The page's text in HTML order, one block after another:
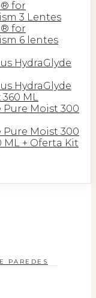
® for
3 Lentes
® for
6 lentes
HydraGlyde
HydraGlyde
360 ML
Pure Moist 300
Pure Moist 300
ML + Oferta Kit
PAREDES